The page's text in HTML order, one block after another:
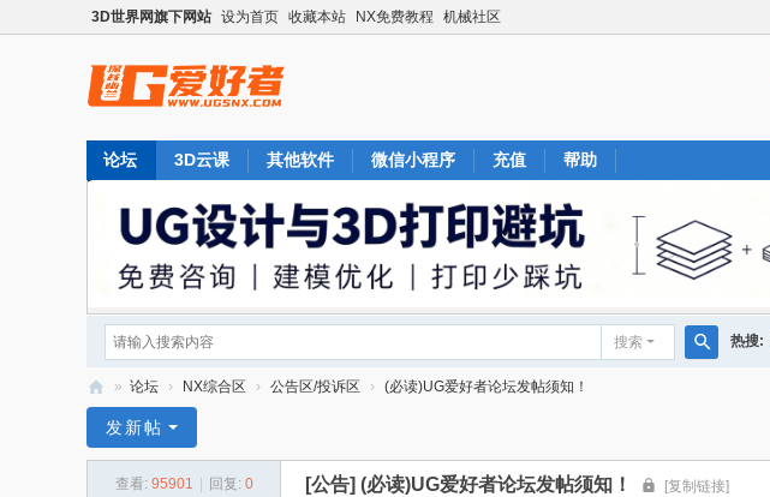
3D世界网旗下网站 设为首页 收藏本站 NX免费教程 机械社区
论坛 3D云课 其他软件 微信小程序 充值 帮助
搜索 热搜:
G
» 论坛 › NX综合区 › 公告区/投诉区 › (必读)UG爱好者论坛发帖须知！
发新帖
查看: 95901 回复: 0 [公告] (必读)UG爱好者论坛发帖须知！ [复制链接]